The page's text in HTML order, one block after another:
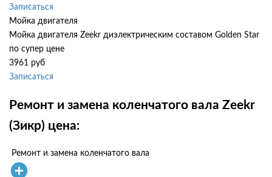
Записаться
Мойка двигателя
Мойка двигателя Zeekr диэлектрическим составом Golden Star
по супер цене
3961 руб
Записаться
Ремонт и замена коленчатого вала Zeekr
(Зикр) цена:
Ремонт и замена коленчатого вала